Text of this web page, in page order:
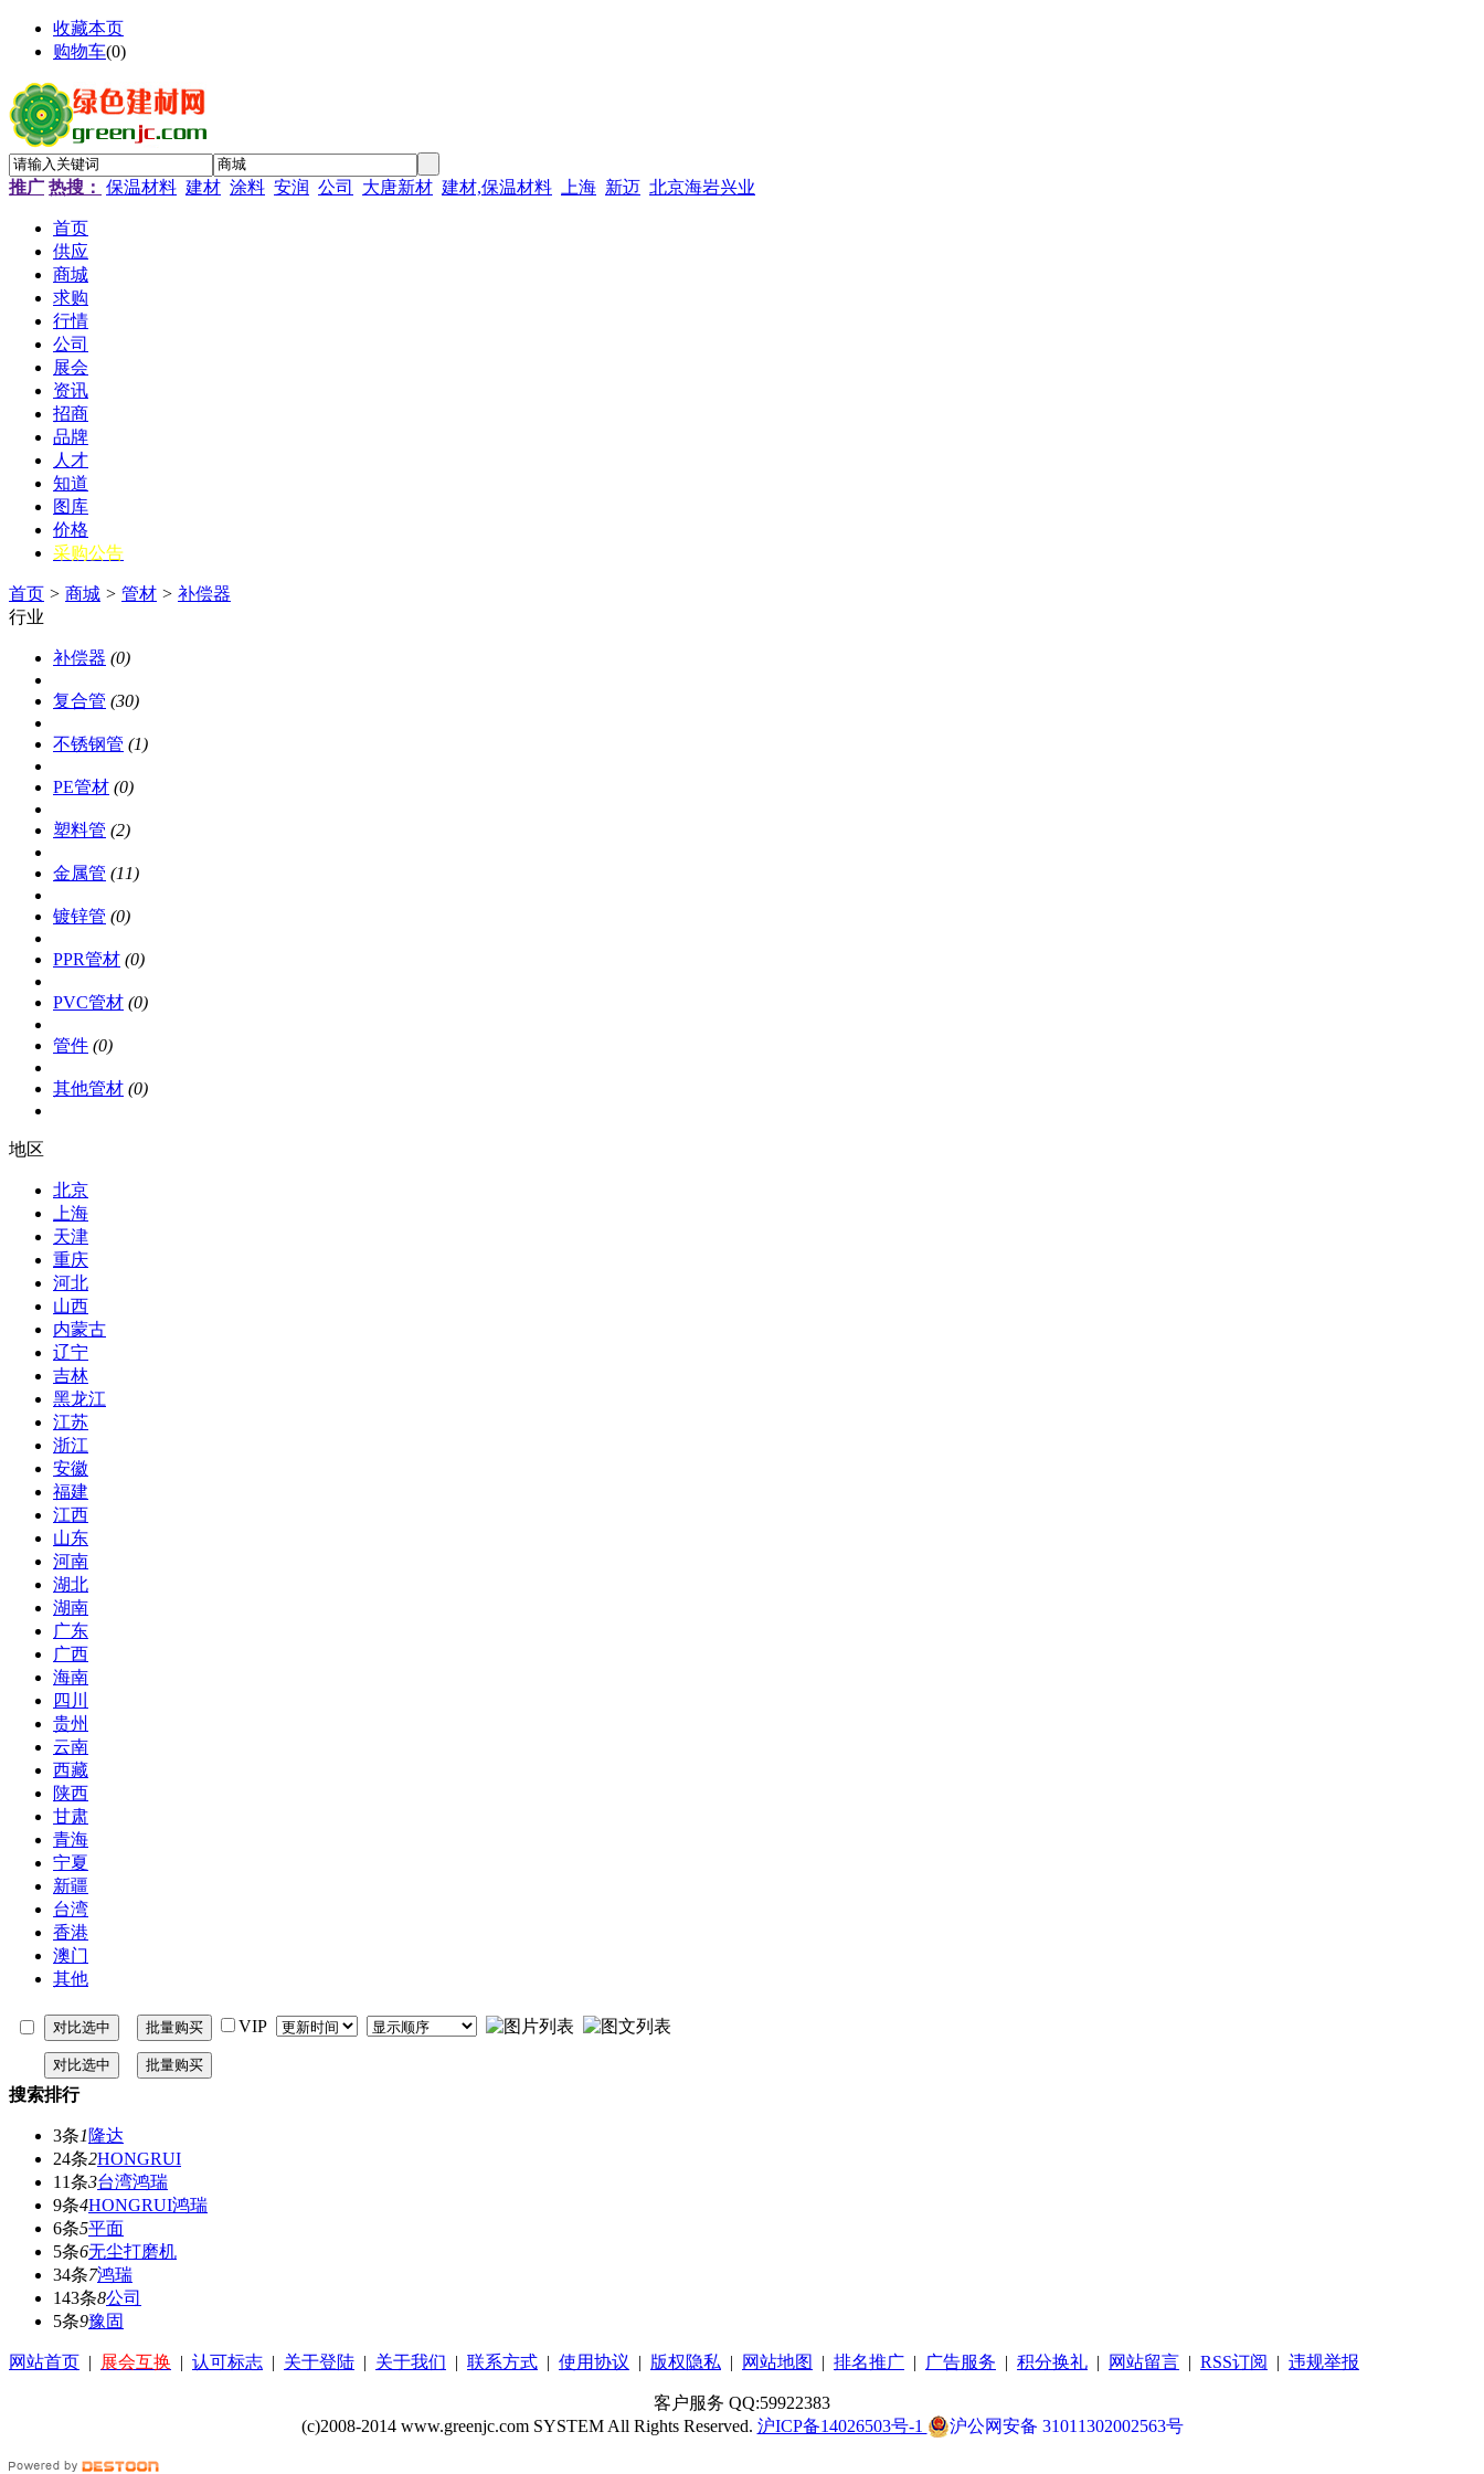
收藏本页
购物车(0)
推广 热搜： 保温材料 建材 涂料 安润 公司 大唐新材 建材,保温材料 上海 新迈 北京海岩兴业
首页
供应
商城
求购
行情
公司
展会
资讯
招商
品牌
人才
知道
图库
价格
采购公告
首页 > 商城 > 管材 > 补偿器
行业
补偿器 (0)
复合管 (30)
不锈钢管 (1)
PE管材 (0)
塑料管 (2)
金属管 (11)
镀锌管 (0)
PPR管材 (0)
PVC管材 (0)
管件 (0)
其他管材 (0)
地区
北京
上海
天津
重庆
河北
山西
内蒙古
辽宁
吉林
黑龙江
江苏
浙江
安徽
福建
江西
山东
河南
湖北
湖南
广东
广西
海南
四川
贵州
云南
西藏
陕西
甘肃
青海
宁夏
新疆
台湾
香港
澳门
其他
VIP
搜索排行
3条1隆达
24条2HONGRUI
11条3台湾鸿瑞
9条4HONGRUI鸿瑞
6条5平面
5条6无尘打磨机
34条7鸿瑞
143条8公司
5条9豫固
网站首页 | 展会互换 | 认可标志 | 关于登陆 | 关于我们 | 联系方式 | 使用协议 | 版权隐私 | 网站地图 | 排名推广 | 广告服务 | 积分换礼 | 网站留言 | RSS订阅 | 违规举报
客户服务 QQ:59922383
(c)2008-2014 www.greenjc.com SYSTEM All Rights Reserved. 沪ICP备14026503号-1 沪公网安备 31011302002563号